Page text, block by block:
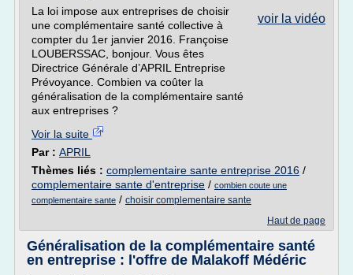
voir la vidéo
La loi impose aux entreprises de choisir
une complémentaire santé collective à
compter du 1er janvier 2016. Françoise
LOUBERSSAC, bonjour. Vous êtes
Directrice Générale d’APRIL Entreprise
Prévoyance. Combien va coûter la
généralisation de la complémentaire santé
aux entreprises ?
Voir la suite
Par : APRIL
Thèmes liés : complementaire sante entreprise 2016 /
complementaire sante d'entreprise / combien coute une
complementaire sante / choisir complementaire sante
Haut de page
Généralisation de la complémentaire santé
en entreprise : l'offre de Malakoff Médéric